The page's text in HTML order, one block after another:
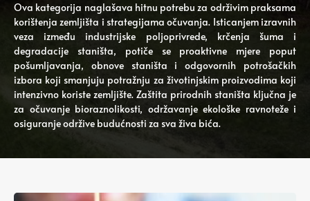
Ova kategorija naglašava hitnu potrebu za održivim praksama
korištenja zemljišta i strategijama očuvanja. Isticanjem izravnih
veza između industrijske poljoprivrede, krčenja šuma i
degradacije staništa, potiče se proaktivne mjere poput
pošumljavanja, obnove staništa i odgovornih potrošačkih
izbora koji smanjuju potražnju za životinjskim proizvodima koji
intenzivno koriste zemljište. Zaštita prirodnih staništa ključna je
za očuvanje bioraznolikosti, održavanje ekološke ravnoteže i
osiguranje održive budućnosti za sva živa bića.